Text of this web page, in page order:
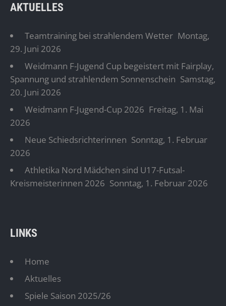
AKTUELLES
Teamtraining bei strahlendem Wetter Montag,
29. Juni 2026
Weidmann F-Jugend Cup begeistert mit Fairplay,
Spannung und strahlendem Sonnenschein Samstag,
20. Juni 2026
Weidmann F-Jugend-Cup 2026 Freitag, 1. Mai
2026
Neue Schiedsrichterinnen Sonntag, 1. Februar
2026
Athletika Nord Mädchen sind U17-Futsal-
Kreismeisterinnen 2026 Sonntag, 1. Februar 2026
LINKS
Home
Aktuelles
Spiele Saison 2025/26